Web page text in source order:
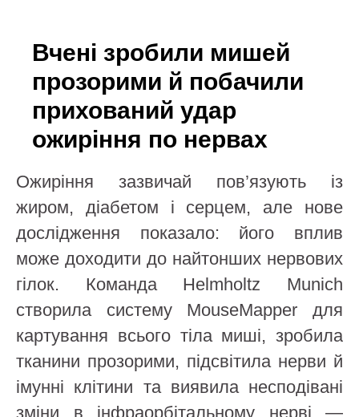
Вчені зробили мишей
прозорими й побачили
прихований удар
ожиріння по нервах
Ожиріння зазвичай пов’язують із
жиром, діабетом і серцем, але нове
дослідження показало: його вплив
може доходити до найтонших нервових
гілок. Команда Helmholtz Munich
створила систему MouseMapper для
картування всього тіла миші, зробила
тканини прозорими, підсвітила нерви й
імунні клітини та виявила несподівані
зміни в інфраорбітальному нерві —